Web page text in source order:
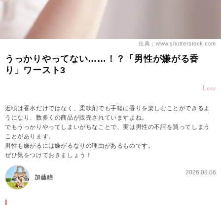
出典：www.shutterstock.com
うっかりやってない……！？「男性が嫌がる香
り」ワースト3
Love
近頃は香水だけではなく、柔軟剤でも手軽に香りを楽しむことができるよ
うになり、数多くの商品が販売されていますよね。
でもうっかりやってしまいがちなことで、実は男性の不評を買ってしまう
ことがあります。
男性も嫌がるには嫌がるなりの理由があるものです。
ぜひ気をつけておきましょう！
加藤瞳
2026.08.06